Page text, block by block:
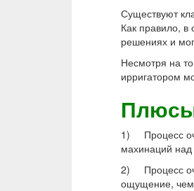
Существуют
Как правило,
решениях и
Несмотря на
ирригатором
1) Процесс
махинаций над
2) Процесс
ощущение, чем